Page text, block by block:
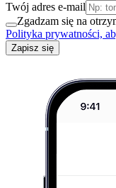
Twój adres e-mail
Zgadzam się na
Polityka prywatności,
Zapisz się